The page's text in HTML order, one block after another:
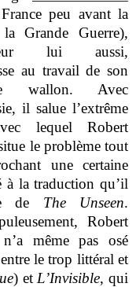
peu avant la
Grande Guerre),
lui aussi,
au travail de son
wallon. Avec
il salue l’extrême
lequel Robert
le problème tout
une certaine
à la traduction qu’il
de The Unseen.
Robert
même pas osé
le trop littéral et
) et L’Invisible, qui